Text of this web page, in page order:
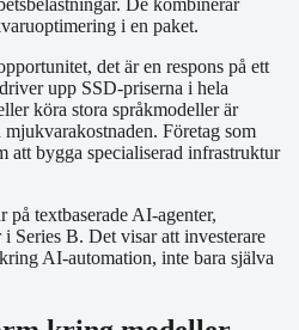
De kombinerar
i en paket.
det är en respons på ett
upp SSD-priserna i hela
köra stora språkmodeller är
Företag som
att bygga specialiserad infrastruktur
textbaserade AI-agenter,
Series B. Det visar att investerare
AI-automation, inte bara själva